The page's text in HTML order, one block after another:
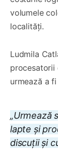
volumele
localități.
Ludmila
procesatorii
urmează a
„Urmează
lapte și
discuții și